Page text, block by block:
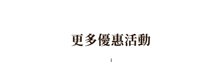
更多優惠活動